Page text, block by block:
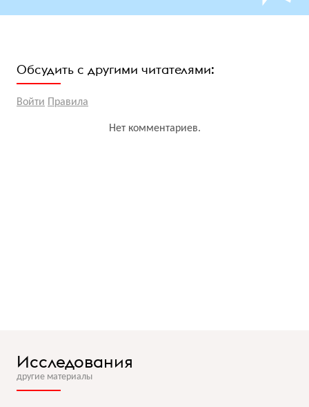
Обсудить с другими читателями:
Войти Правила
Нет комментариев.
Исследования
другие материалы